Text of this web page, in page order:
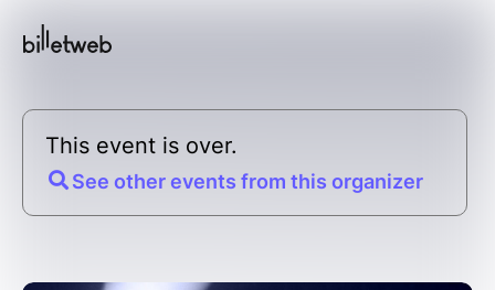
This event is over.
See other events from this organizer